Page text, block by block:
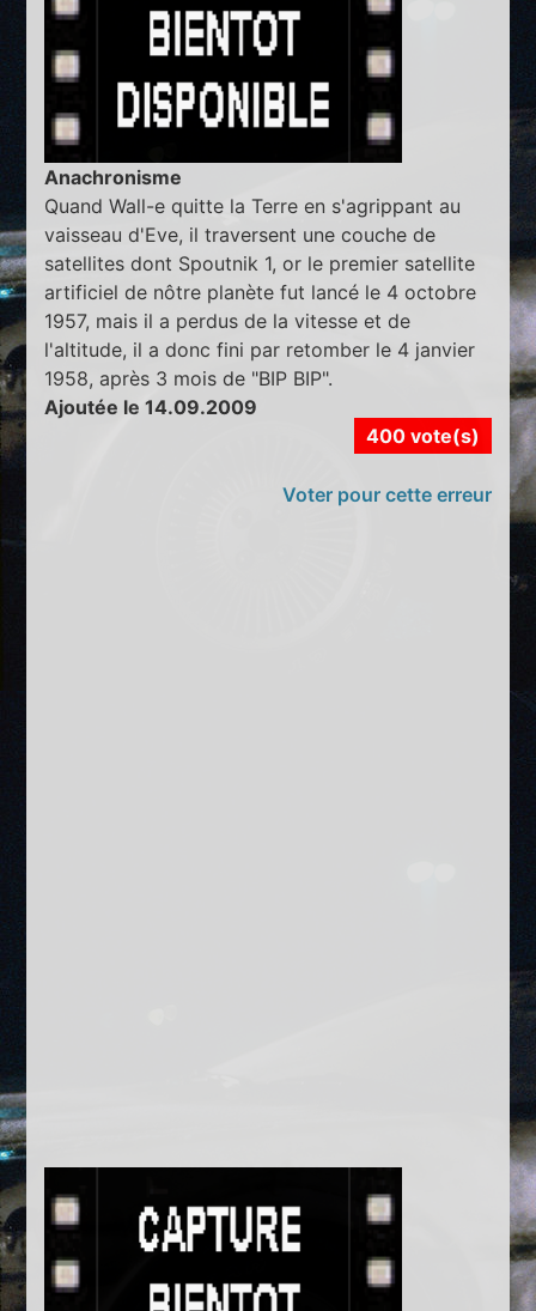
Anachronisme
Quand Wall-e quitte la Terre en s'agrippant au
vaisseau d'Eve, il traversent une couche de
satellites dont Spoutnik 1, or le premier satellite
artificiel de nôtre planète fut lancé le 4 octobre
1957, mais il a perdus de la vitesse et de
l'altitude, il a donc fini par retomber le 4 janvier
1958, après 3 mois de "BIP BIP".
Ajoutée le 14.09.2009
400 vote(s)
Voter pour cette erreur